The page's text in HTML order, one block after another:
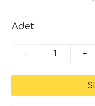
Adet
- +